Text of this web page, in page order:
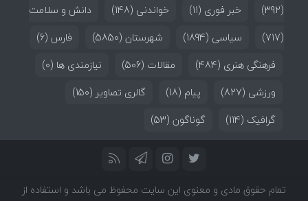
(392)
خبر فوری (11) خواندنی (148)
دانش و سلامت
(717)
سیاسی (1894) شهرستان (5850) فارس (6)
فرهنگی هنری (484) مقالات (506) نیازمندی ها (0)
ورزشی (827) پیام (18) گالری تصاویر (150)
گرافیک (114) گوناگون (53)
تمام حقوق مادی و معنوی این سایت محفوظ می باشد و استفاده از